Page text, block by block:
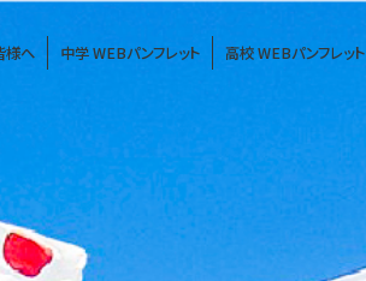
様へ 中学 WEBパンフレット 高校 WEBパンフレット